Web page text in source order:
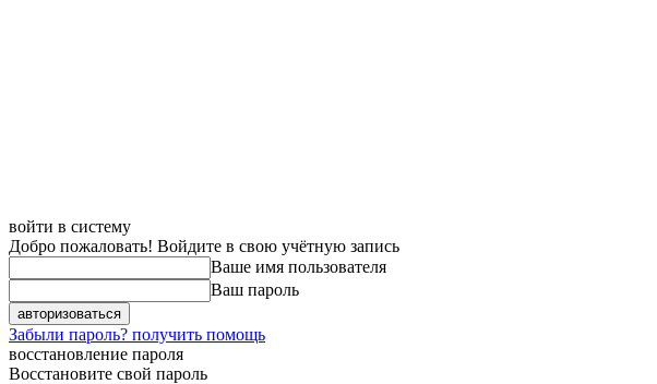
войти в систему
Добро пожаловать! Войдите в свою учётную запись
Ваше имя пользователя
Ваш пароль
Забыли пароль? получить помощь
восстановление пароля
Восстановите свой пароль